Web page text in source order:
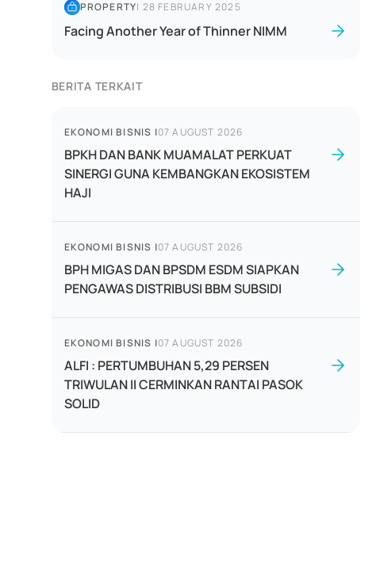
PROPERTY| 28 FEBRUARY 2025
Facing Another Year of Thinner NIMM
BERITA TERKAIT
EKONOMI BISNIS |07 AUGUST 2026
BPKH DAN BANK MUAMALAT PERKUAT
SINERGI GUNA KEMBANGKAN EKOSISTEM
HAJI
EKONOMI BISNIS |07 AUGUST 2026
BPH MIGAS DAN BPSDM ESDM SIAPKAN
PENGAWAS DISTRIBUSI BBM SUBSIDI
EKONOMI BISNIS |07 AUGUST 2026
ALFI : PERTUMBUHAN 5,29 PERSEN
TRIWULAN II CERMINKAN RANTAI PASOK
SOLID